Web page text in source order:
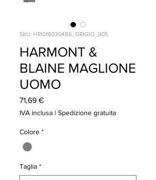
SKU: HRI018030486_GRIGIO_905
HARMONT &
BLAINE MAGLIONE
UOMO
71,69 €Prezzo
IVA inclusa | Spedizione gratuita
Colore *
Taglia *